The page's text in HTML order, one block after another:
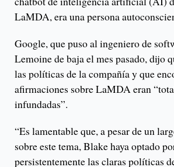
LaMDA, era una persona
Google, que puso al ingeniero de
Lemoine de baja el mes pasado, dijo
las políticas de la compañía y que
afirmaciones sobre LaMDA eran
infundadas”.
“Es lamentable que, a pesar de un
sobre este tema, Blake haya optado
persistentemente las claras políticas